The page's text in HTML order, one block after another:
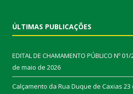
ÚLTIMAS PUBLICAÇÕES
EDITAL DE CHAMAMENTO PÚBLICO Nº
de maio de 2026
Calçamento da Rua Duque de Caxias 23